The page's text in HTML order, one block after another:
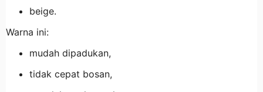
beige.
Warna ini:
mudah dipadukan,
tidak cepat bosan,